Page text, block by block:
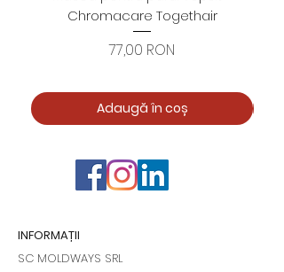
Chromacare Togethair
Preț
77,00 RON
Adaugă în coș
INFORMAȚII
SC MOLDWAYS SRL